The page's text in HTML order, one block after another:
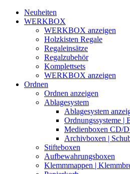
Neuheiten
WERKBOX
WERKBOX anzeigen
Holzkisten Regale
Regaleinsätze
Regalzubehör
Komplettsets
WERKBOX anzeigen
Ordnen
Ordnen anzeigen
Ablagesystem
Ablagesystem
Ordnungssysteme |
Medienboxen CD/
Archivboxen |
Stifteboxen
Aufbewahrungsboxen
Klemmmappen |